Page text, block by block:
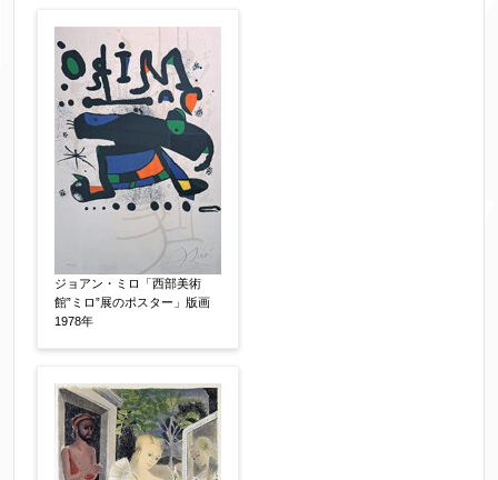
ジョアン・ミロ「西部美術
館”ミロ”展のポスター」版画
1978年